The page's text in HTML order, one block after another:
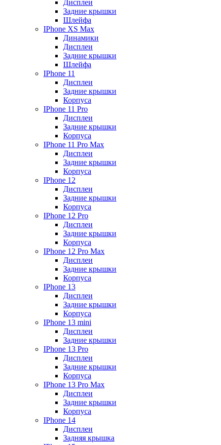
Дисплеи
Задние крышки
Шлейфа
IPhone XS Max
Динамики
Дисплеи
Задние крышки
Шлейфа
IPhone 11
Дисплеи
Задние крышки
Корпуса
IPhone 11 Pro
Дисплеи
Задние крышки
Корпуса
IPhone 11 Pro Max
Дисплеи
Задние крышки
Корпуса
IPhone 12
Дисплеи
Задние крышки
Корпуса
IPhone 12 Pro
Дисплеи
Задние крышки
Корпуса
IPhone 12 Pro Max
Дисплеи
Задние крышки
Корпуса
IPhone 13
Дисплеи
Задние крышки
Корпуса
IPhone 13 mini
Дисплеи
Задние крышки
IPhone 13 Pro
Дисплеи
Задние крышки
Корпуса
IPhone 13 Pro Max
Дисплеи
Задние крышки
Корпуса
IPhone 14
Дисплеи
Задняя крышка